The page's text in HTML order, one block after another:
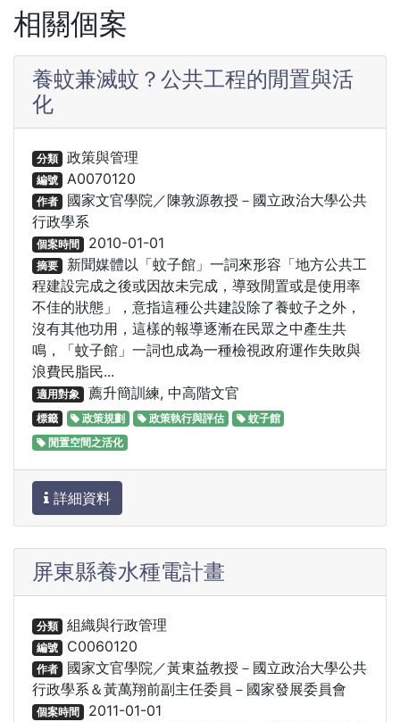
相關個案
養蚊兼滅蚊？公共工程的閒置與活
化
分類 政策與管理
編號 A0070120
作者 國家文官學院／陳敦源教授－國立政治大學公共
行政學系
個案時間 2010-01-01
摘要 新聞媒體以「蚊子館」一詞來形容「地方公共工
程建設完成之後或因故未完成，導致閒置或是使用率
不佳的狀態」，意指這種公共建設除了養蚊子之外，
沒有其他功用，這樣的報導逐漸在民眾之中產生共
鳴，「蚊子館」一詞也成為一種檢視政府運作失敗與
浪費民脂民...
適用對象 薦升簡訓練, 中高階文官
標籤 政策規劃 政策執行與評估
蚊子館
閒置空間之活化
詳細資料
屏東縣養水種電計畫
分類 組織與行政管理
編號 C0060120
作者 國家文官學院／黃東益教授－國立政治大學公共
行政學系＆黃萬翔前副主任委員－國家發展委員會
個案時間 2011-01-01